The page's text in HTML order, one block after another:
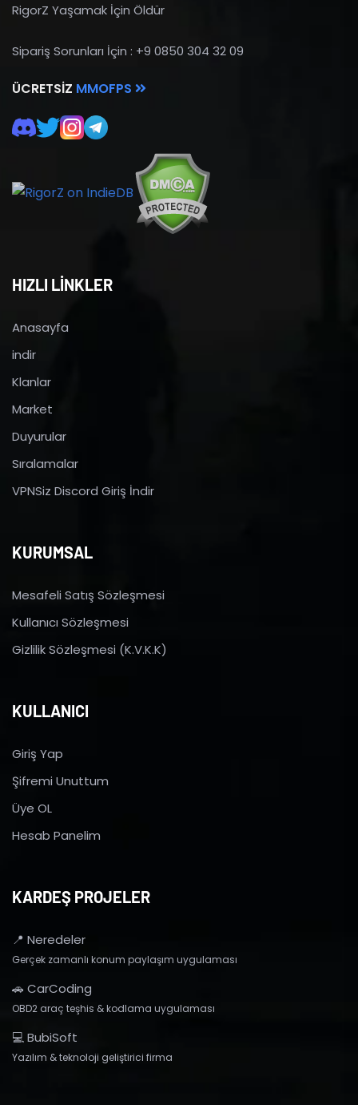
RigorZ Yaşamak İçin Öldür
Sipariş Sorunları İçin : +9 0850 304 32 09
ÜCRETSIZ MMOFPS
HIZLI LİNKLER
Anasayfa
indir
Klanlar
Market
Duyurular
Sıralamalar
VPNSiz Discord Giriş İndir
KURUMSAL
Mesafeli Satış Sözleşmesi
Kullanıcı Sözleşmesi
Gizlilik Sözleşmesi (K.V.K.K)
KULLANICI
Giriş Yap
Şifremi Unuttum
Üye OL
Hesab Panelim
KARDEŞ PROJELER
📍 Neredeler
Gerçek zamanlı konum paylaşım uygulaması
🚗 CarCoding
OBD2 araç teşhis & kodlama uygulaması
💻 BubiSoft
Yazılım & teknoloji geliştirici firma